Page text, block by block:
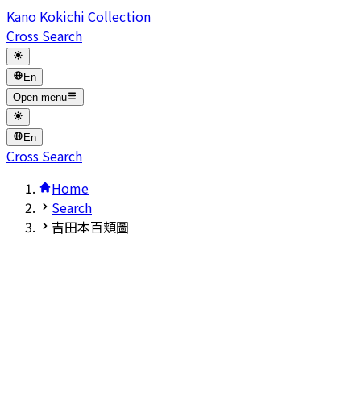
Kano Kokichi Collection
Cross Search
En
Open menu
En
Cross Search
Home
Search
吉田本百頬圖